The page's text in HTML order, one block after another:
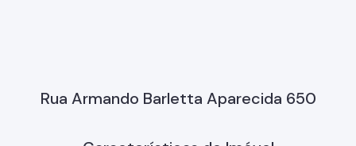
Rua Armando Barletta Aparecida 650